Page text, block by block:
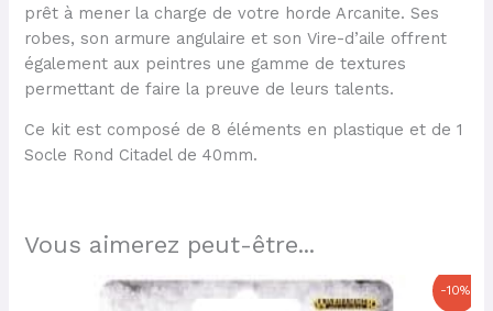
prêt à mener la charge de votre horde Arcanite. Ses
robes, son armure angulaire et son Vire-d’aile offrent
également aux peintres une gamme de textures
permettant de faire la preuve de leurs talents.
Ce kit est composé de 8 éléments en plastique et de 1
Socle Rond Citadel de 40mm.
Vous aimerez peut-être...
-10%
Le
Le
prix